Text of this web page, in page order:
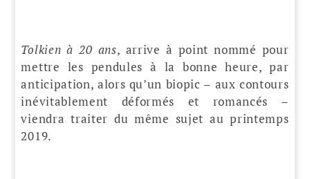
Tolkien à 20 ans, arrive à point nommé pour
mettre les pendules à la bonne heure, par
anticipation, alors qu’un biopic – aux contours
inévitablement déformés et romancés –
viendra traiter du même sujet au printemps
2019.